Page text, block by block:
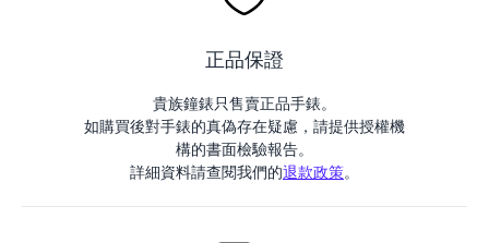
正品保證
貴族鐘錶只售賣正品手錶。
如購買後對手錶的真偽存在疑慮，請提供授權機
構的書面檢驗報告。
詳細資料請查閱我們的退款政策。